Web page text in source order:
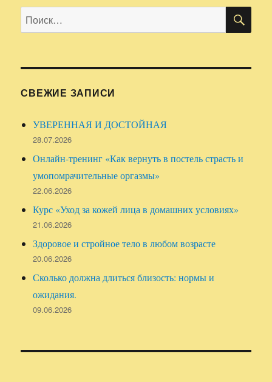
от
и
Искать:
СВЕЖИЕ ЗАПИСИ
УВЕРЕННАЯ И ДОСТОЙНАЯ
28.07.2026
Онлайн-тренинг «Как вернуть в постель страсть и
умопомрачительные оргазмы»
22.06.2026
Курс «Уход за кожей лица в домашних условиях»
21.06.2026
Здоровое и стройное тело в любом возрасте
20.06.2026
Сколько должна длиться близость: нормы и
ожидания.
09.06.2026